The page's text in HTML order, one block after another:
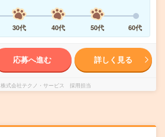
30代 40代 50代 60代
応募へ進む 詳しく見る
株式会社テクノ・サービス 採用担当